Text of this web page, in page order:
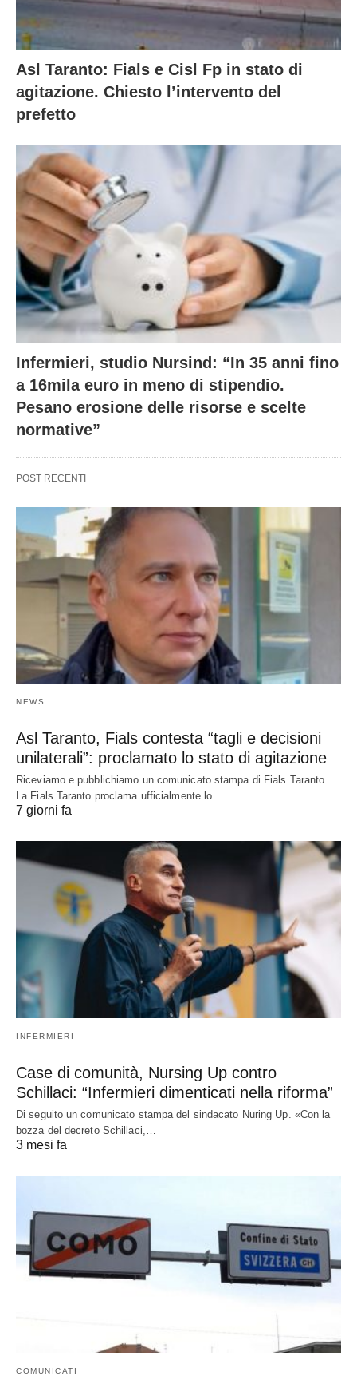
Asl Taranto: Fials e Cisl Fp in stato di
agitazione. Chiesto l’intervento del
prefetto
Infermieri, studio Nursind: “In 35 anni fino
a 16mila euro in meno di stipendio.
Pesano erosione delle risorse e scelte
normative”
POST RECENTI
NEWS
Asl Taranto, Fials contesta “tagli e decisioni
unilaterali”: proclamato lo stato di agitazione
Riceviamo e pubblichiamo un comunicato stampa di Fials Taranto.
La Fials Taranto proclama ufficialmente lo…
7 giorni fa
INFERMIERI
Case di comunità, Nursing Up contro
Schillaci: “Infermieri dimenticati nella riforma”
Di seguito un comunicato stampa del sindacato Nuring Up. «Con la
bozza del decreto Schillaci,…
3 mesi fa
COMUNICATI